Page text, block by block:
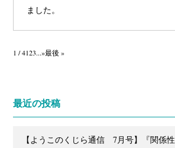
ました。
1 / 4123...»最後 »
最近の投稿
【ようこのくじら通信 7月号】『関係